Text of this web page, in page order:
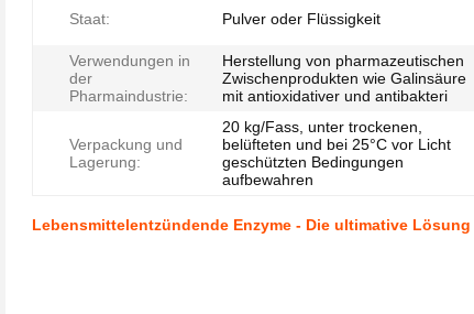
Staat: Pulver oder Flüssigkeit
Verwendungen in
der
Pharmaindustrie:
Herstellung von pharmazeutischen
Zwischenprodukten wie Galinsäure
mit antioxidativer und antibakteri
Verpackung und
Lagerung:
20 kg/Fass, unter trockenen,
belüfteten und bei 25°C vor Licht
geschützten Bedingungen
aufbewahren
Lebensmittelentzündende Enzyme - Die ultimative